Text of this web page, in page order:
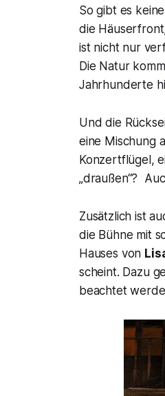
So gibt es
die
ist nicht nur
Die Natur
Jahrhunderte
Und die
eine Mischung
Konzertflügel,
„draußen“?
Zusätzlich ist
die Bühne mit
Hauses von
scheint. Dazu
beachtet